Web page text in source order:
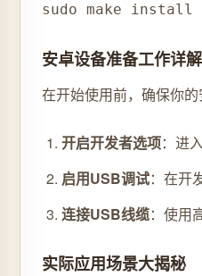
sudo make install
安卓设备准备工作详解
在开始使用前，确保你的
开启开发者选项：进
启用USB调试：在开
连接USB线缆：使用
实际应用场景大揭秘